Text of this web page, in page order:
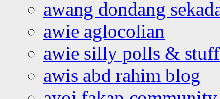
awang dondang
awie aglocolian
awie silly polls &
awis abd rahim blog